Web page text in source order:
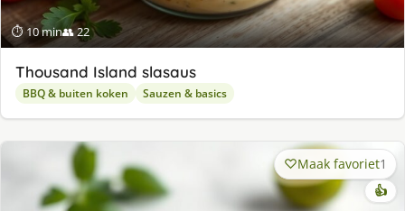
⏱ 10 min👥 22
Thousand Island slasaus
BBQ & buiten koken Sauzen & basics
Maak favoriet1
👍